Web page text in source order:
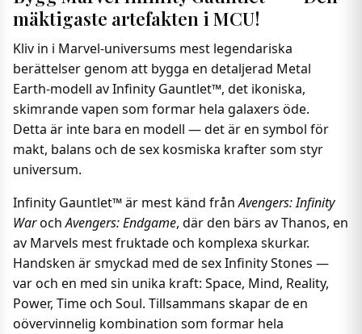
mäktigaste artefakten i MCU!
Kliv in i Marvel-universums mest legendariska
berättelser genom att bygga en detaljerad Metal
Earth-modell av Infinity Gauntlet™, det ikoniska,
skimrande vapen som formar hela galaxers öde.
Detta är inte bara en modell — det är en symbol för
makt, balans och de sex kosmiska krafter som styr
universum.
Infinity Gauntlet™ är mest känd frånAvengers: Infinity
WarochAvengers: Endgame, där den bärs av Thanos, en
av Marvels mest fruktade och komplexa skurkar.
Handsken är smyckad med de sex Infinity Stones —
var och en med sin unika kraft: Space, Mind, Reality,
Power, Time och Soul. Tillsammans skapar de en
oövervinnelig kombination som formar hela